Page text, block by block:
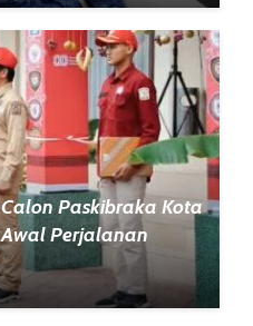
Paskibraka Kota
Perjalanan